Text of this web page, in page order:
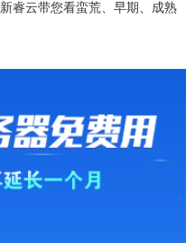
睿云带您看蛮荒、早期、成熟